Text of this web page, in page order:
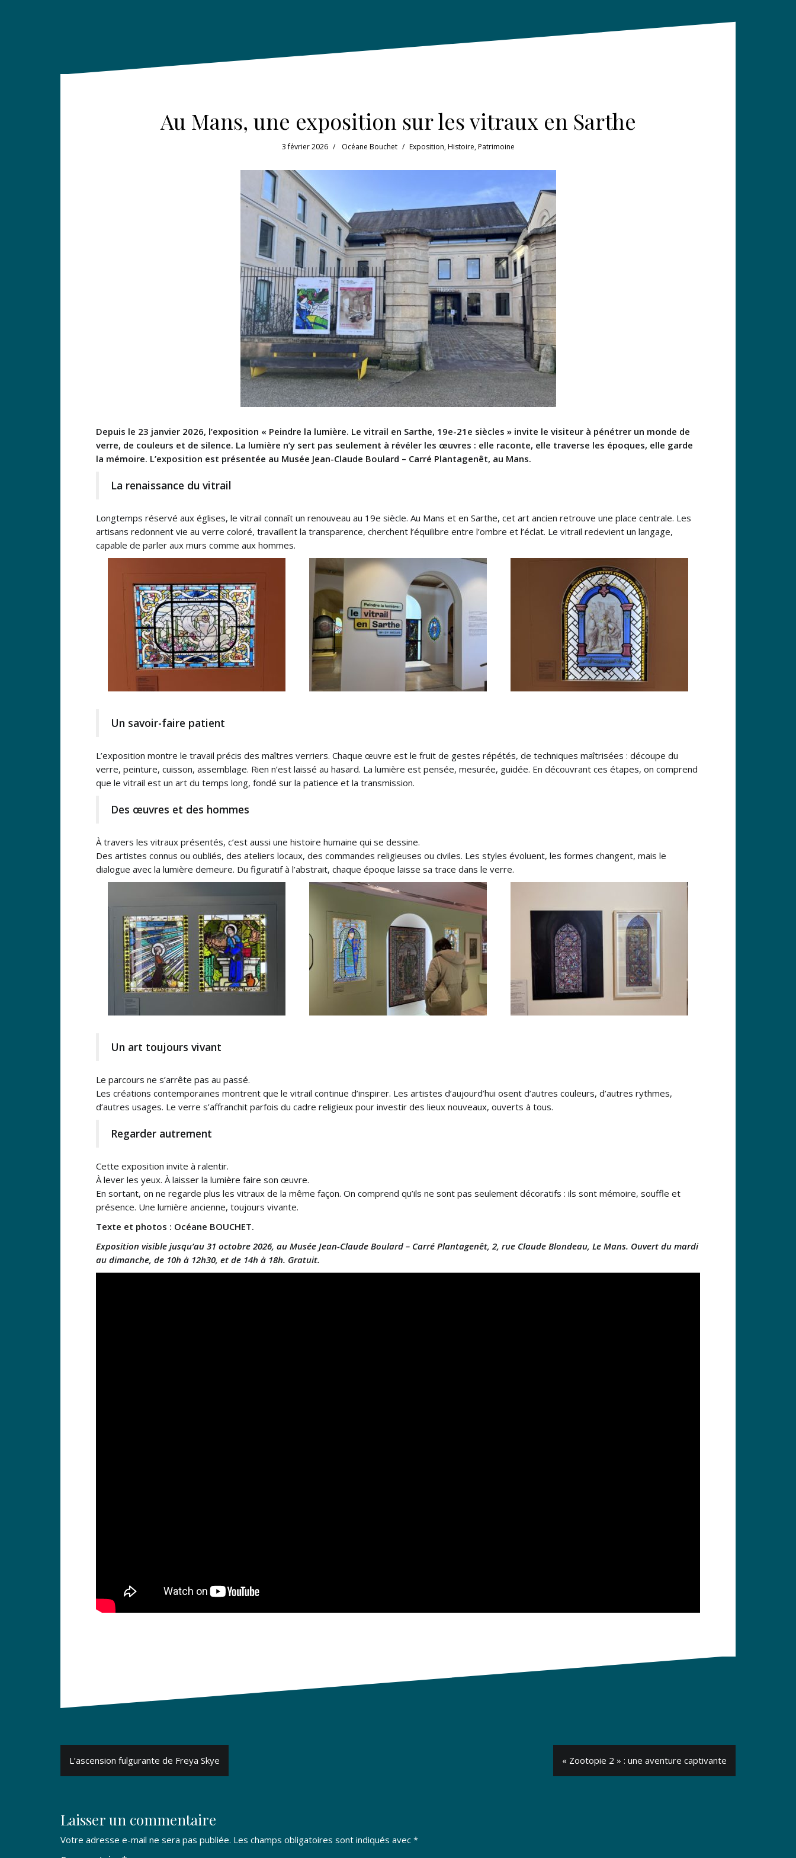
Au Mans, une exposition sur les vitraux en Sarthe
3 février 2026 Océane Bouchet Exposition,Histoire,Patrimoine
Depuis le 23 janvier 2026, l’exposition « Peindre la lumière. Le vitrail en Sarthe, 19e-21e siècles » invite le visiteur à pénétrer un monde de
verre, de couleurs et de silence. La lumière n’y sert pas seulement à révéler les œuvres : elle raconte, elle traverse les époques, elle garde
la mémoire. L’exposition est présentée au Musée Jean-Claude Boulard – Carré Plantagenêt, au Mans.
La renaissance du vitrail
Longtemps réservé aux églises, le vitrail connaît un renouveau au 19e siècle. Au Mans et en Sarthe, cet art ancien retrouve une place centrale. Les
artisans redonnent vie au verre coloré, travaillent la transparence, cherchent l’équilibre entre l’ombre et l’éclat. Le vitrail redevient un langage,
capable de parler aux murs comme aux hommes.
Un savoir-faire patient
L’exposition montre le travail précis des maîtres verriers. Chaque œuvre est le fruit de gestes répétés, de techniques maîtrisées : découpe du
verre, peinture, cuisson, assemblage. Rien n’est laissé au hasard. La lumière est pensée, mesurée, guidée. En découvrant ces étapes, on comprend
que le vitrail est un art du temps long, fondé sur la patience et la transmission.
Des œuvres et des hommes
À travers les vitraux présentés, c’est aussi une histoire humaine qui se dessine.
Des artistes connus ou oubliés, des ateliers locaux, des commandes religieuses ou civiles. Les styles évoluent, les formes changent, mais le
dialogue avec la lumière demeure. Du figuratif à l’abstrait, chaque époque laisse sa trace dans le verre.
Un art toujours vivant
Le parcours ne s’arrête pas au passé.
Les créations contemporaines montrent que le vitrail continue d’inspirer. Les artistes d’aujourd’hui osent d’autres couleurs, d’autres rythmes,
d’autres usages. Le verre s’affranchit parfois du cadre religieux pour investir des lieux nouveaux, ouverts à tous.
Regarder autrement
Cette exposition invite à ralentir.
À lever les yeux. À laisser la lumière faire son œuvre.
En sortant, on ne regarde plus les vitraux de la même façon. On comprend qu’ils ne sont pas seulement décoratifs : ils sont mémoire, souffle et
présence. Une lumière ancienne, toujours vivante.
Texte et photos : Océane BOUCHET.
Exposition visible jusqu’au 31 octobre 2026, au Musée Jean-Claude Boulard – Carré Plantagenêt, 2, rue Claude Blondeau, Le Mans. Ouvert du mardi
au dimanche, de 10h à 12h30, et de 14h à 18h. Gratuit.
Navigation
de
L’ascension fulgurante de Freya Skye « Zootopie 2 » : une aventure captivante
Laisser un commentaire
Votre adresse e-mail ne sera pas publiée. Les champs obligatoires sont indiqués avec *